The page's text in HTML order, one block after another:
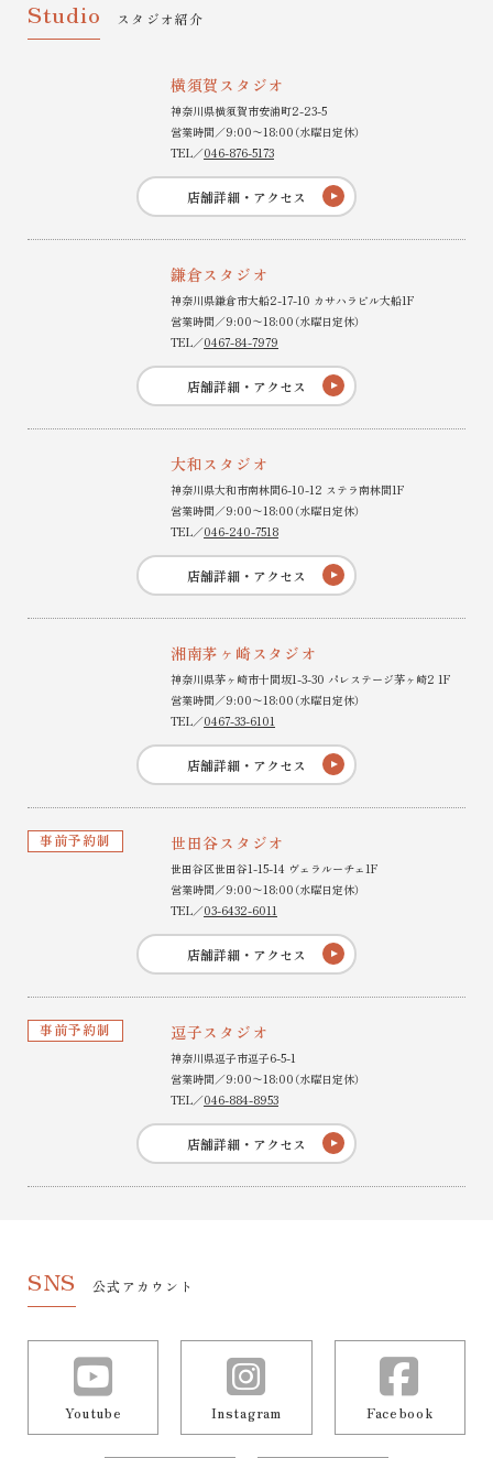
Studio スタジオ紹介
横須賀スタジオ
神奈川県横須賀市安浦町2-23-5
営業時間／9:00〜18:00（水曜日定休）
TEL／046-876-5173
店舗詳細・アクセス
鎌倉スタジオ
神奈川県鎌倉市大船2-17-10 カサハラビル大船1F
営業時間／9:00〜18:00（水曜日定休）
TEL／0467-84-7979
店舗詳細・アクセス
大和スタジオ
神奈川県大和市南林間6-10-12 ステラ南林間1F
営業時間／9:00〜18:00（水曜日定休）
TEL／046-240-7518
店舗詳細・アクセス
湘南茅ヶ崎スタジオ
神奈川県茅ヶ崎市十間坂1-3-30 パレステージ茅ヶ崎2 1F
営業時間／9:00〜18:00（水曜日定休）
TEL／0467-33-6101
店舗詳細・アクセス
事前予約制 世田谷スタジオ
世田谷区世田谷1-15-14 ヴェラルーチェ1F
営業時間／9:00〜18:00（水曜日定休）
TEL／03-6432-6011
店舗詳細・アクセス
事前予約制 逗子スタジオ
神奈川県逗子市逗子6-5-1
営業時間／9:00〜18:00（水曜日定休）
TEL／046-884-8953
店舗詳細・アクセス
SNS 公式アカウント
Youtube Instagram Facebook